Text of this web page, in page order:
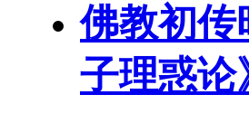
佛教初
子理惑论